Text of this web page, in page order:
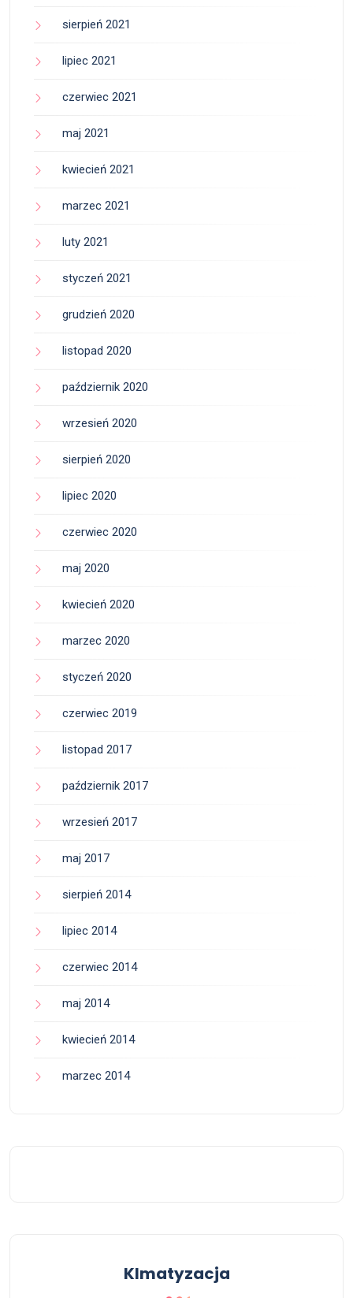
sierpień 2021
lipiec 2021
czerwiec 2021
maj 2021
kwiecień 2021
marzec 2021
luty 2021
styczeń 2021
grudzień 2020
listopad 2020
październik 2020
wrzesień 2020
sierpień 2020
lipiec 2020
czerwiec 2020
maj 2020
kwiecień 2020
marzec 2020
styczeń 2020
czerwiec 2019
listopad 2017
październik 2017
wrzesień 2017
maj 2017
sierpień 2014
lipiec 2014
czerwiec 2014
maj 2014
kwiecień 2014
marzec 2014
Klmatyzacja